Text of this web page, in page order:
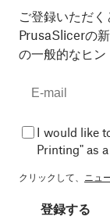
ご登録いただく
PrusaSlicerの
の一般的なヒン
I would like
Printing" as
クリックして、 ニュ
登録する